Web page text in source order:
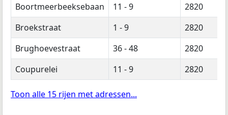
Boortmeerbeeksebaan
11 - 9
2820
Broekstraat
1 - 9
2820
Brughoevestraat
36 - 48
2820
Coupurelei
11 - 9 2820
Toon alle 15 rijen met adressen...